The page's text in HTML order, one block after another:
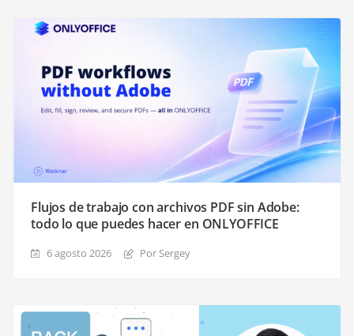
Flujos de trabajo con archivos PDF sin Adobe:
todo lo que puedes hacer en ONLYOFFICE
6 agosto 2026 Por Sergey